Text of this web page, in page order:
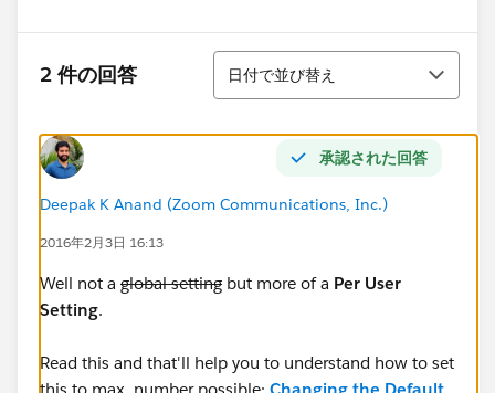
2 件の回答
並び替え
日付で並び替え
承認された回答
Deepak K Anand (‎‎‎‎‎‎Zoom Communications, Inc.)
2016年2月3日 16:13
Well not a global setting but more of a Per User
Setting.
Read this and that'll help you to understand how to set